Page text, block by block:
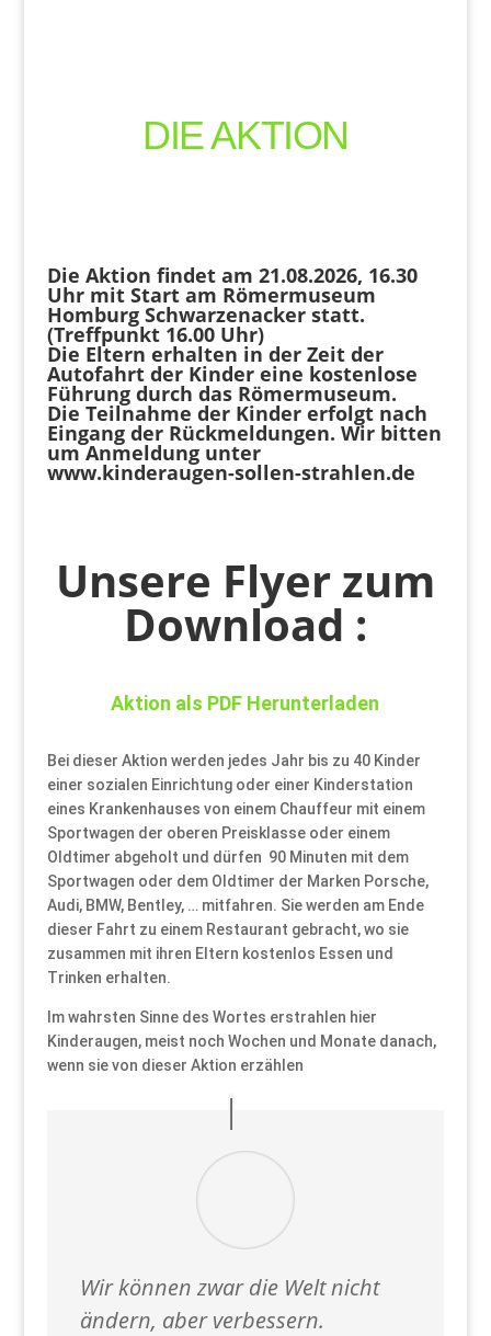
DIE AKTION
Die Aktion findet am 21.08.2026, 16.30
Uhr mit Start am Römermuseum
Homburg Schwarzenacker statt.
(Treffpunkt 16.00 Uhr)
Die Eltern erhalten in der Zeit der
Autofahrt der Kinder eine kostenlose
Führung durch das Römermuseum.
Die Teilnahme der Kinder erfolgt nach
Eingang der Rückmeldungen. Wir bitten
um Anmeldung unter
www.kinderaugen-sollen-strahlen.de
Unsere Flyer zum
Download :
Aktion als PDF Herunterladen
Bei dieser Aktion werden jedes Jahr bis zu 40 Kinder
einer sozialen Einrichtung oder einer Kinderstation
eines Krankenhauses von einem Chauffeur mit einem
Sportwagen der oberen Preisklasse oder einem
Oldtimer abgeholt und dürfen 90 Minuten mit dem
Sportwagen oder dem Oldtimer der Marken Porsche,
Audi, BMW, Bentley, … mitfahren. Sie werden am Ende
dieser Fahrt zu einem Restaurant gebracht, wo sie
zusammen mit ihren Eltern kostenlos Essen und
Trinken erhalten.
Im wahrsten Sinne des Wortes erstrahlen hier
Kinderaugen, meist noch Wochen und Monate danach,
wenn sie von dieser Aktion erzählen
Wir können zwar die Welt nicht
ändern, aber verbessern.